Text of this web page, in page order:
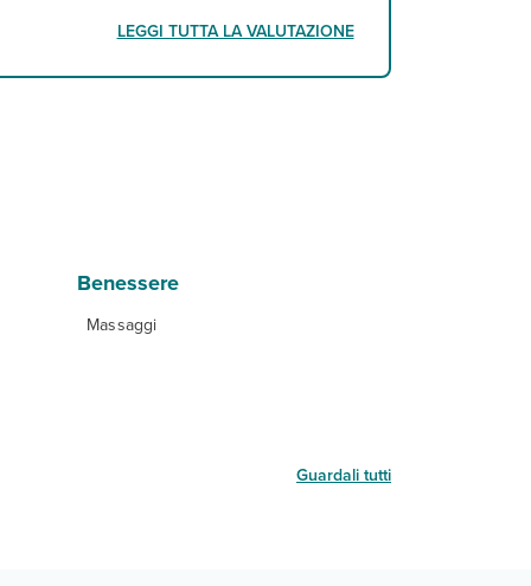
LEGGI TUTTA LA VALUTAZIONE
Benessere
Massaggi
Guardali tutti